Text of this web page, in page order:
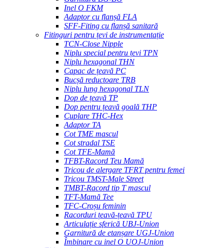
Inel O FKM
Adaptor cu flanșă FLA
SFF-Fiting cu flanșă sanitară
Fitinguri pentru țevi de instrumentație
TCN-Close Nipple
Niplu special pentru țevi TPN
Niplu hexagonal THN
Capac de țeavă PC
Bucșă reductoare TRB
Niplu lung hexagonal TLN
Dop de țeavă TP
Dop pentru țeavă goală THP
Cuplare THC-Hex
Adaptor TA
Cot TME mascul
Cot stradal TSE
Cot TFE-Mamă
TFBT-Racord Teu Mamă
Tricou de alergare TFRT pentru femei
Tricou TMST-Male Street
TMBT-Racord tip T mascul
TFT-Mamă Tee
TFC-Croșu feminin
Racorduri țeavă-țeavă TPU
Articulație sferică UBJ-Union
Garnitură de etanșare UGJ-Union
Îmbinare cu inel O UOJ-Union